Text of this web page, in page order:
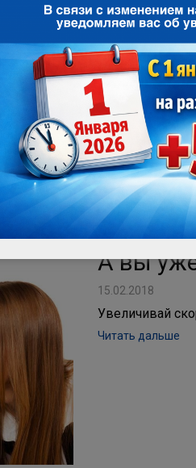
Вместе
19.09.2018
Читать дальше
А вы
15.02.2018
Увеличивай
Читать дальше